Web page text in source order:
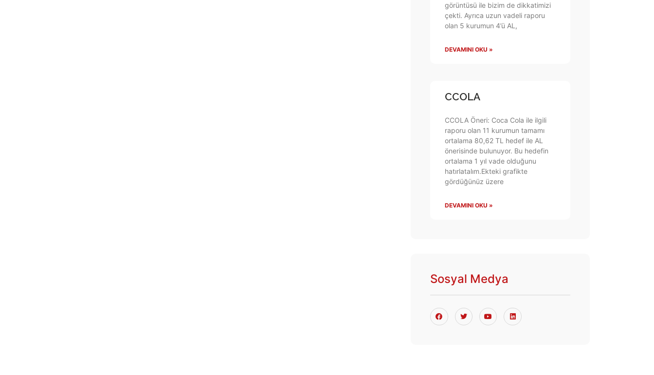
görüntüsü ile bizim de dikkatimizi
çekti. Ayrıca uzun vadeli raporu
olan 5 kurumun 4’ü AL,
DEVAMINI OKU »
CCOLA
CCOLA Öneri: Coca Cola ile ilgili
raporu olan 11 kurumun tamamı
ortalama 80,62 TL hedef ile AL
önerisinde bulunuyor. Bu hedefin
ortalama 1 yıl vade olduğunu
hatırlatalım.Ekteki grafikte
gördüğünüz üzere
DEVAMINI OKU »
Sosyal Medya